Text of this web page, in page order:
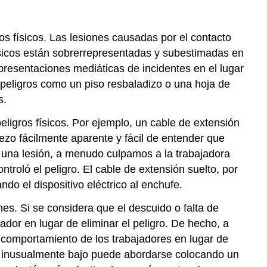
cáncer?
ERGONOMÍA
Cuadro
4.6
de
RSI
RESUMEN
PREGUNTAS
DE
EJERCICIO
NOTAS
físicos. Las lesiones causadas por el contacto
están sobrerrepresentadas y subestimadas en
mediáticas de incidentes en el lugar
como un piso resbaladizo o una hoja de
físicos. Por ejemplo, un cable de extensión
fácilmente aparente y fácil de entender que
lesión, a menudo culpamos a la trabajadora
el peligro. El cable de extensión suelto, por
el dispositivo eléctrico al enchufe.
Si se considera que el descuido o falta de
en lugar de eliminar el peligro. De hecho, a
de los trabajadores en lugar de
bajo puede abordarse colocando un